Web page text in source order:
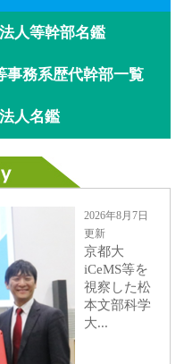
人等幹部名鑑
事務系歴代幹部一覧
人名鑑
2026年8月7日
更新
京都大
iCeMS等を
視察した松
本文部科学
大...